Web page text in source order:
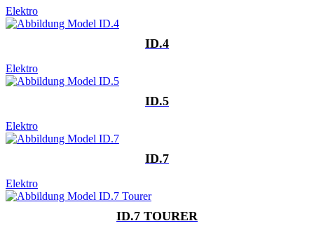
Elektro
ID.4
Elektro
ID.5
Elektro
ID.7
Elektro
ID.7 TOURER